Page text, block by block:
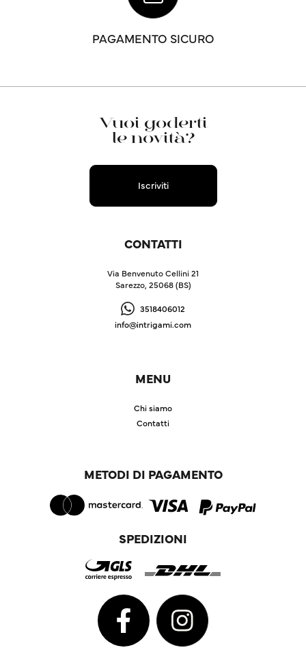
PAGAMENTO SICURO
Vuoi goderti
le novità?
Iscriviti
CONTATTI
Via Benvenuto Cellini 21
Sarezzo, 25068 (BS)
3518406012
info@intrigami.com
MENU
Chi siamo
Contatti
METODI DI PAGAMENTO
SPEDIZIONI